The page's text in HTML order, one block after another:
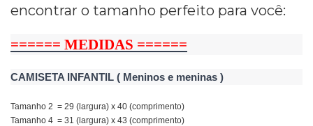
encontrar o tamanho perfeito para você:
====== MEDIDAS ======
CAMISETA INFANTIL ( Meninos e meninas )
Tamanho 2 = 29 (largura) x 40 (comprimento)
Tamanho 4 = 31 (largura) x 43 (comprimento)